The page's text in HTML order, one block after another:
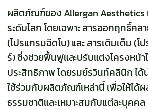
ผลิตภัณฑ์ของ Allergan Aesthetics
ระดับโลก โดยเฉพาะ สารออกฤทธิ์คล
(โปรแกรมฉีดโบ) และ สารเติมเต็ม (
ร์) ซึ่งช่วยฟื้นฟูและปรับแต่งโครงหน้า
ประสิทธิภาพ โดยรมย์รวินท์คลินิก ได้
ใช้ร่วมกับผลิตภัณฑ์เหล่านี้ เพื่อให้ได้
ธรรมชาติและเหมาะสมกับแต่ละบุคคล